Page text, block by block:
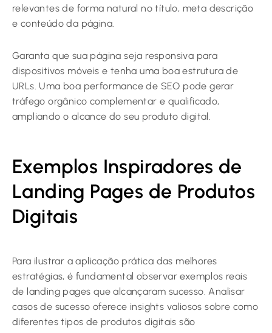
relevantes de forma natural no título, meta descrição
e conteúdo da página.
Garanta que sua página seja responsiva para
dispositivos móveis e tenha uma boa estrutura de
URLs. Uma boa performance de SEO pode gerar
tráfego orgânico complementar e qualificado,
ampliando o alcance do seu produto digital.
Exemplos Inspiradores de
Landing Pages de Produtos
Digitais
Para ilustrar a aplicação prática das melhores
estratégias, é fundamental observar exemplos reais
de landing pages que alcançaram sucesso. Analisar
casos de sucesso oferece insights valiosos sobre como
diferentes tipos de produtos digitais são